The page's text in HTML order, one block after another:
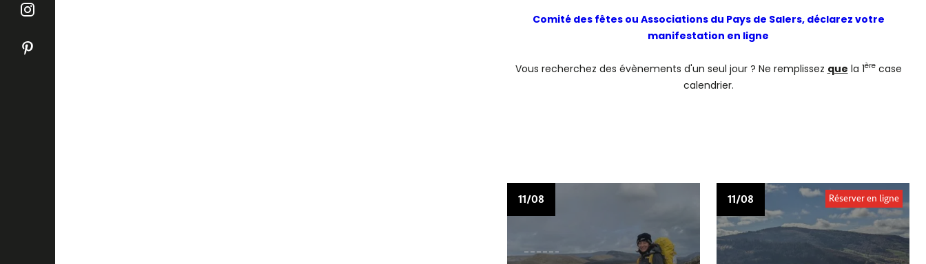
Comité des fêtes ou Associations du Pays de Salers, déclarez votre
manifestation en ligne
Vous recherchez des évènements d'un seul jour ? Ne remplissez que la 1èrecase
calendrier.
11/08 Réserver en ligne
11/08